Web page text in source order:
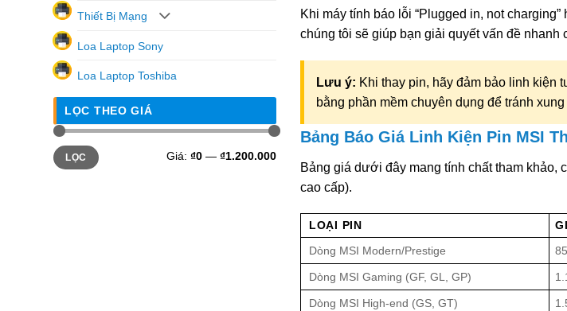
Thiết Bị Mạng
Loa Laptop Sony
Loa Laptop Toshiba
LỌC THEO GIÁ
Giá
tối
thiểu
Giá
tối
đa
LỌC Giá: ₫0 — ₫1.200.000
Khi máy tính báo lỗi “Plugged in, not
chúng tôi sẽ giúp bạn giải quyết vấn đề nhanh
Lưu ý: Khi thay pin, hãy đảm bảo linh kiện
bằng phần mềm chuyên dụng để tránh
Bảng Báo Giá Linh Kiện Pin MSI
Bảng giá dưới đây mang tính chất tham khảo,
cao cấp).
LOẠI PIN
Dòng MSI Modern/Prestige
Dòng MSI Gaming (GF, GL, GP)
Dòng MSI High-end (GS, GT)